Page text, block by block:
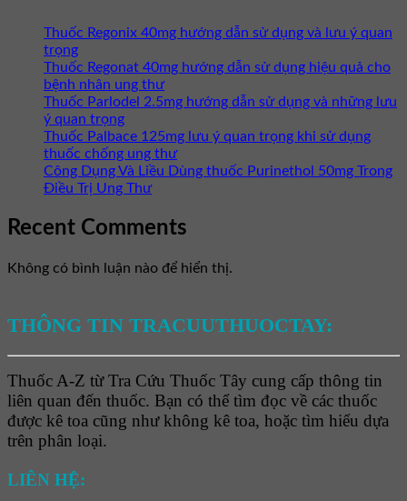
Thuốc Regonix 40mg hướng dẫn sử dụng và lưu ý quan
trọng
Thuốc Regonat 40mg hướng dẫn sử dụng hiệu quả cho
bệnh nhân ung thư
Thuốc Parlodel 2.5mg hướng dẫn sử dụng và những lưu
ý quan trọng
Thuốc Palbace 125mg lưu ý quan trọng khi sử dụng
thuốc chống ung thư
Công Dụng Và Liều Dùng thuốc Purinethol 50mg Trong
Điều Trị Ung Thư
Recent Comments
Không có bình luận nào để hiển thị.
THÔNG TIN TRACUUTHUOCTAY:
Thuốc A-Z từ Tra Cứu Thuốc Tây cung cấp thông tin
liên quan đến thuốc. Bạn có thể tìm đọc về các thuốc
được kê toa cũng như không kê toa, hoặc tìm hiểu dựa
trên phân loại.
LIÊN HỆ: